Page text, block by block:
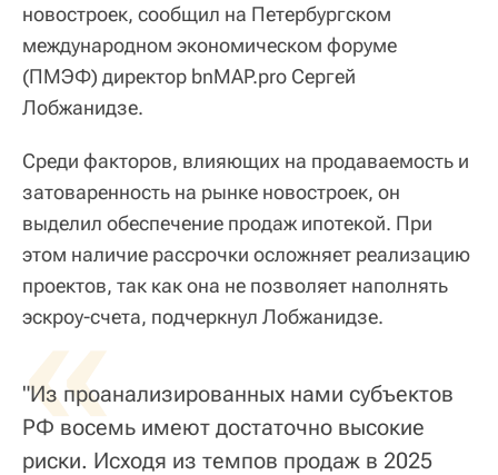
новостроек, сообщил на Петербургском
международном экономическом форуме
(ПМЭФ) директор bnMAP.pro Сергей
Лобжанидзе.
Среди факторов, влияющих на продаваемость и
затоваренность на рынке новостроек, он
выделил обеспечение продаж ипотекой. При
этом наличие рассрочки осложняет реализацию
проектов, так как она не позволяет наполнять
эскроу-счета, подчеркнул Лобжанидзе.
«
"Из проанализированных нами субъектов
РФ восемь имеют достаточно высокие
риски. Исходя из темпов продаж в 2025